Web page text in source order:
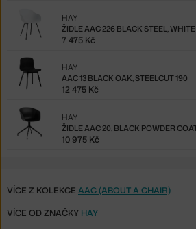
ŽIDLE AAC 226 BLACK STEEL, WHITE
HAY
7 475 Kč
AAC 13 BLACK OAK, STEELCUT 190
HAY
12 475 Kč
HAY
10 975 Kč
VÍCE Z KOLEKCE AAC (ABOUT A CHAIR)
VÍCE OD ZNAČKY HAY